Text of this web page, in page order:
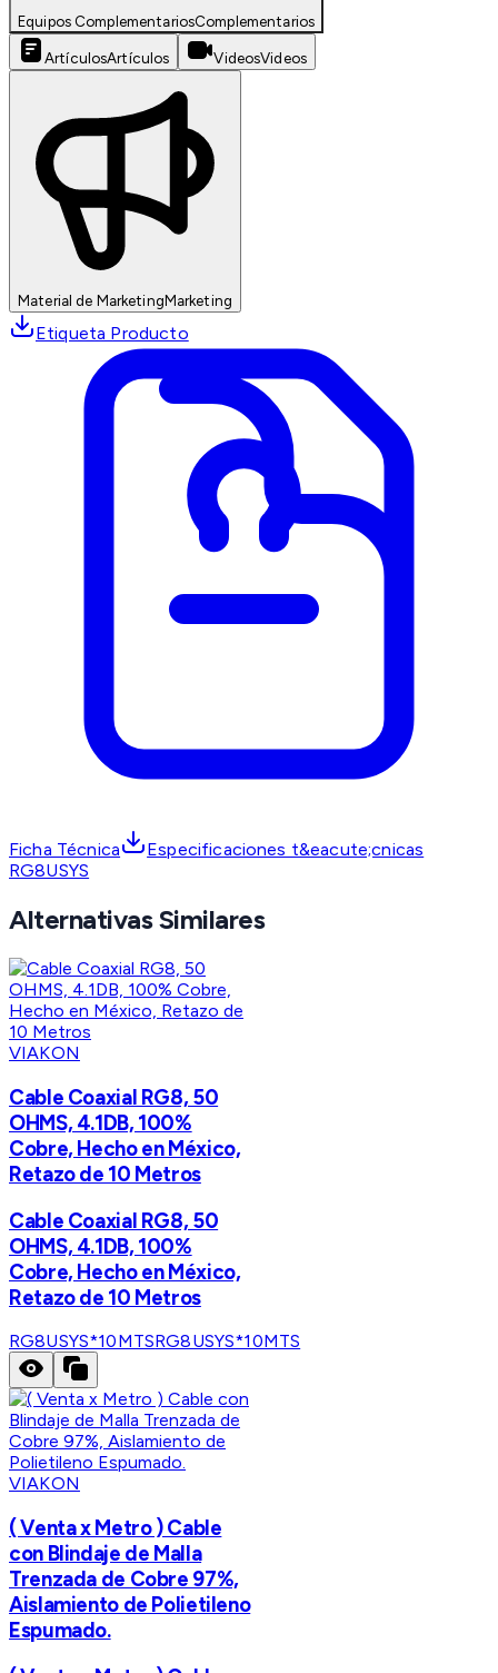
Equipos ComplementariosComplementarios
ArtículosArtículos VideosVideos
Material de MarketingMarketing
Etiqueta Producto
Ficha Técnica
Especificaciones t&eacute;cnicas
RG8USYS
Alternativas Similares
VIAKON
Cable Coaxial RG8, 50
OHMS, 4.1DB, 100%
Cobre, Hecho en México,
Retazo de 10 Metros
Cable Coaxial RG8, 50
OHMS, 4.1DB, 100%
Cobre, Hecho en México,
Retazo de 10 Metros
RG8USYS*10MTSRG8USYS*10MTS
VIAKON
( Venta x Metro ) Cable
con Blindaje de Malla
Trenzada de Cobre 97%,
Aislamiento de Polietileno
Espumado.